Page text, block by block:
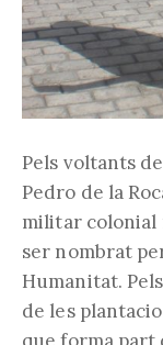
Pels voltants
Pedro de la
militar colonial
ser nombrat
Humanitat.
de les